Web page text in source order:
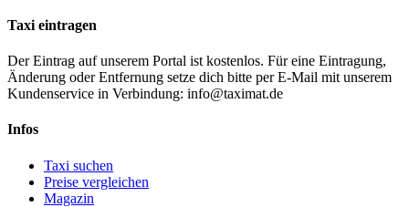
Taxi eintragen
Der Eintrag auf unserem Portal ist kostenlos. Für eine Eintragung,
Änderung oder Entfernung setze dich bitte per E-Mail mit unserem
Kundenservice in Verbindung: info@taximat.de
Infos
Taxi suchen
Preise vergleichen
Magazin